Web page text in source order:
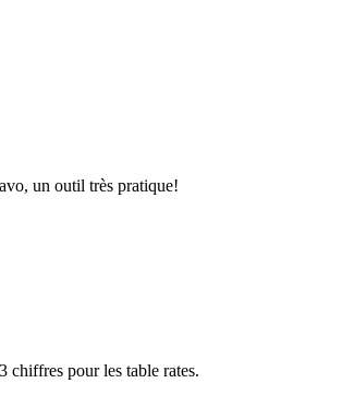
un outil très pratique!
chiffres pour les table rates.